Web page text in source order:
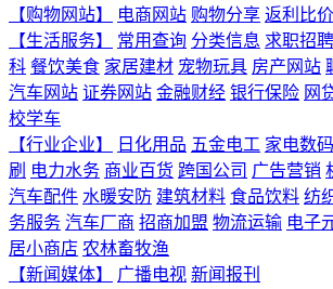
【购物网站】
电商网站 购物分享 返利比价
【生活服务】
常用查询 分类信息 求职招聘
科 餐饮美食 家居建材 宠物玩具 房产网站
汽车网站 证券网站 金融财经 银行保险 网
校学车
【行业企业】
日化用品 五金电工 家电数码
刷 电力水务 商业百货 跨国公司 广告营销
汽车配件 水暖安防 建筑材料 食品饮料 纺
务服务 汽车厂商 招商加盟 物流运输 电子
居小商店 农林畜牧渔
【新闻媒体】
广播电视 新闻报刊